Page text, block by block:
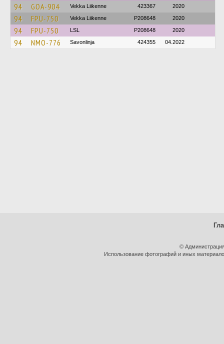
94 GOA-904 Vekka Liikenne 423367 2020
94 FPU-750 Vekka Liikenne P208648 2020
94 FPU-750 LSL P208648 2020
94 NMO-776 Savonlinja 424355 04.2022
©
Использование фотографий и иных